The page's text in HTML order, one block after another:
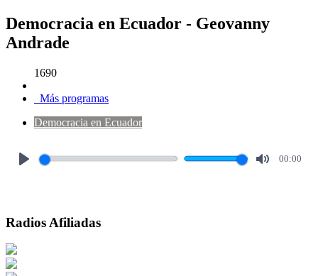
Democracia en Ecuador - Geovanny
Andrade
1690
Más programas
Democracia en Ecuador
00:00
Radios Afiliadas